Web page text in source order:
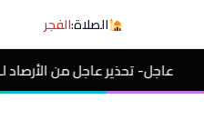
الصلاة:الفجر
لـ المصطافين على شوطئ 8 مدن